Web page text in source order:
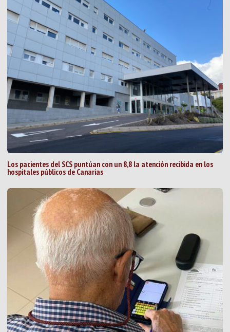
Los pacientes del SCS puntúan con un 8,8 la atención recibida en los
hospitales públicos de Canarias